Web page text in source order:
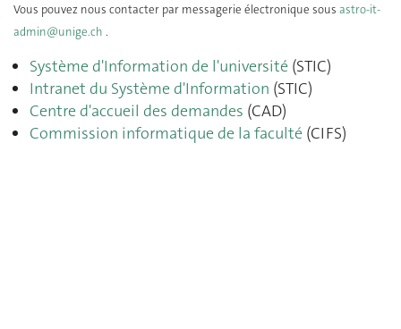
Vous pouvez nous contacter par messagerie électronique sous astro-it-
admin@unige.ch .
Système d'Information de l'université (STIC)
Intranet du Système d'Information (STIC)
Centre d'accueil des demandes (CAD)
Commission informatique de la faculté (CIFS)